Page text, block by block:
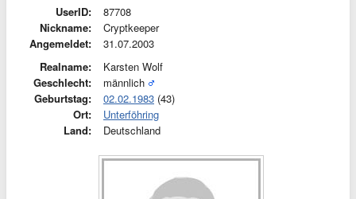
UserID:
87708
Nickname:
Cryptkeeper
Angemeldet:
31.07.2003
Realname:
Karsten Wolf
Geschlecht:
männlich
Geburtstag:
02.02.1983 (43)
Ort:
Unterföhring
Land:
Deutschland